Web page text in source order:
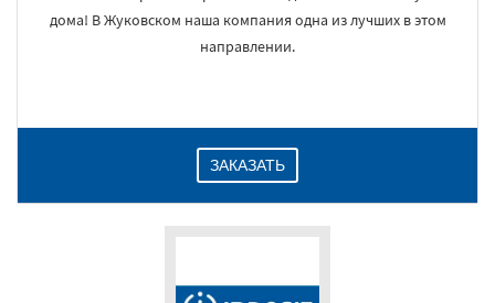
дома! В Жуковском наша компания одна из лучших в этом
направлении.
ЗАКАЗАТЬ